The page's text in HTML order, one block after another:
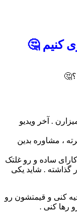
کنیم 🤔
؟🤔
. آخر ویدیو
، مشاوره بدین
کارای ساده و رو غلتک
گذاشته . شاید یکی
کنی و قیمتشون رو
رها کنی .